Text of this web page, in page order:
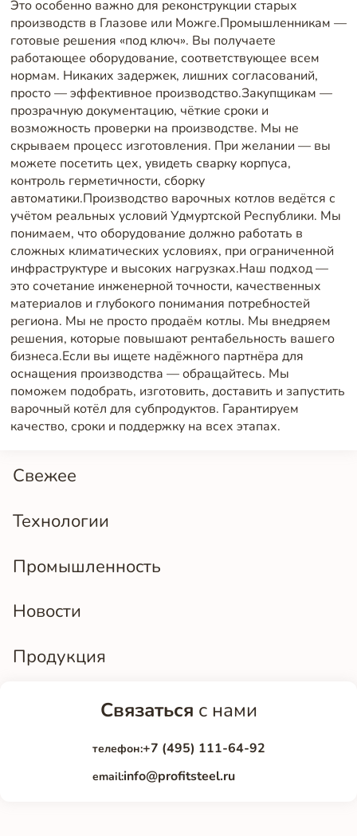
Свежее
Технологии
Промышленность
Новости
Продукция
Это особенно важно для реконструкции старых
производств в Глазове или Можге.Промышленникам —
готовые решения «под ключ». Вы получаете
работающее оборудование, соответствующее всем
нормам. Никаких задержек, лишних согласований,
просто — эффективное производство.Закупщикам —
прозрачную документацию, чёткие сроки и
возможность проверки на производстве. Мы не
скрываем процесс изготовления. При желании — вы
можете посетить цех, увидеть сварку корпуса,
контроль герметичности, сборку
автоматики.Производство варочных котлов ведётся с
учётом реальных условий Удмуртской Республики. Мы
понимаем, что оборудование должно работать в
сложных климатических условиях, при ограниченной
инфраструктуре и высоких нагрузках.Наш подход —
это сочетание инженерной точности, качественных
материалов и глубокого понимания потребностей
региона. Мы не просто продаём котлы. Мы внедряем
решения, которые повышают рентабельность вашего
бизнеса.Если вы ищете надёжного партнёра для
оснащения производства — обращайтесь. Мы
поможем подобрать, изготовить, доставить и запустить
варочный котёл для субпродуктов. Гарантируем
качество, сроки и поддержку на всех этапах.
Связаться с нами
телефон:+7 (495) 111-64-92
email:info@profitsteel.ru